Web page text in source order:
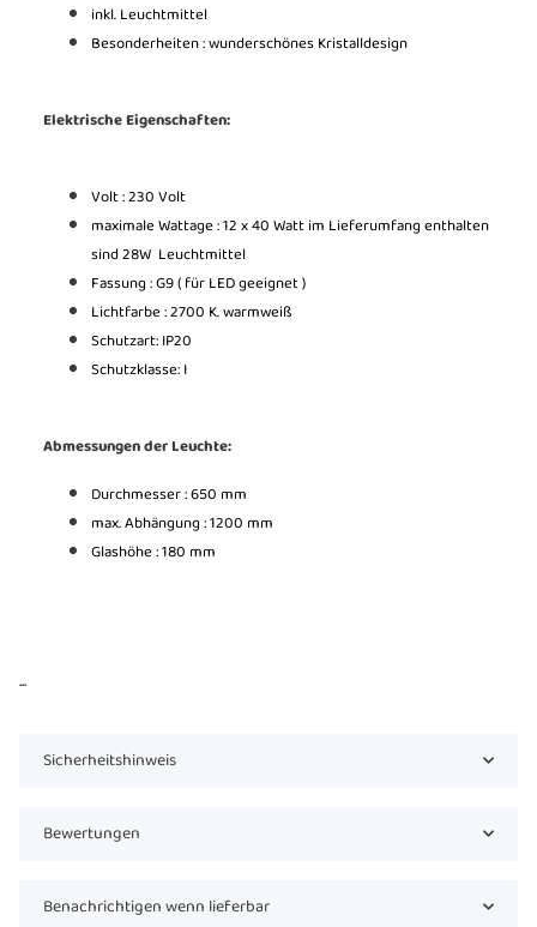
inkl. Leuchtmittel
Besonderheiten : wunderschönes Kristalldesign
Elektrische Eigenschaften:
Volt : 230 Volt
maximale Wattage : 12 x 40 Watt im Lieferumfang enthalten
sind 28W Leuchtmittel
Fassung : G9 ( für LED geeignet )
Lichtfarbe : 2700 K. warmweiß
Schutzart: IP20
Schutzklasse: I
Abmessungen der Leuchte:
Durchmesser : 650 mm
max. Abhängung : 1200 mm
Glashöhe : 180 mm
...
Sicherheitshinweis
Bewertungen
Benachrichtigen wenn lieferbar